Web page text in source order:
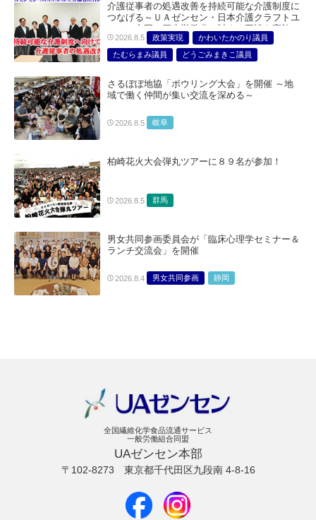
介護従事者の処遇改善を持続可能な介護制度に
つなげる～ＵＡゼンセン・日本介護クラフトユ
ニオン合同で厚生労働省に対する要請を実施～
2026.8.5 政策実現
かわいたかのり議員
たむらまみ議員
どうごみまきこ議員
さるぼぼ地協「ボウリング大会」を開催 ～地
域で働く仲間が集い交流を深める～
2026.8.5 岐阜
柏崎花火大会弾丸ツアーに８９名が参加！
2026.8.5 群馬
男女共同参画委員会が「臨床心理学セミナー＆
ランチ交流会」を開催
2026.8.4 男女共同参画 静岡
全国繊維化学食品流通サービス
一般労働組合同盟
UAゼンセン本部
〒102-8273 東京都千代田区九段南 4-8-16